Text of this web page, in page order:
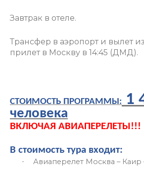
Завтрак в отеле.
Трансфер в аэропорт и вылет
прилет в Москву в 14:45 (ДМД).
СТОИМОСТЬ ПРОГРАММЫ: 1
человека
ВКЛЮЧАЯ АВИАПЕРЕЛЕТЫ!!!
В стоимость тура входит:
· Авиаперелет Москва – Каир